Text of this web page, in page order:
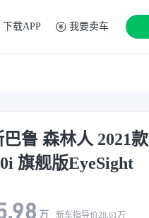
下载APP 我要卖车
巴鲁 森林人 2021款
旗舰版EyeSight
万 新车指导价28.61万